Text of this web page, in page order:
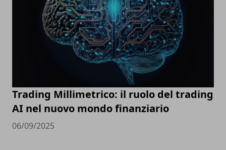
Trading Millimetrico: il ruolo del trading
AI nel nuovo mondo finanziario
06/09/2025